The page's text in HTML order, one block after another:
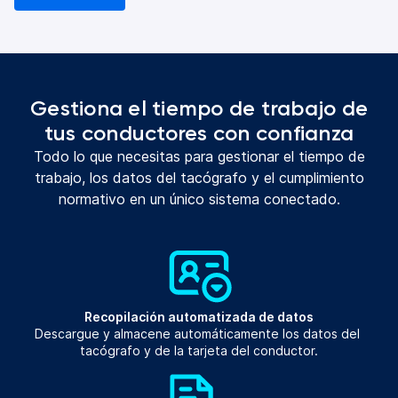
Gestiona el tiempo de trabajo de
tus conductores con confianza
Todo lo que necesitas para gestionar el tiempo de
trabajo, los datos del tacógrafo y el cumplimiento
normativo en un único sistema conectado.
Recopilación automatizada de datos
Descargue y almacene automáticamente los datos del
tacógrafo y de la tarjeta del conductor.